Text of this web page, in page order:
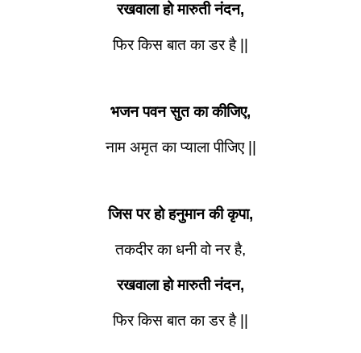
रखवाला हो मारुती नंदन,
फिर किस बात का डर है ||
भजन पवन सुत का कीजिए,
नाम अमृत का प्याला पीजिए ||
जिस पर हो हनुमान की कृपा,
तकदीर का धनी वो नर है,
रखवाला हो मारुती नंदन,
फिर किस बात का डर है ||